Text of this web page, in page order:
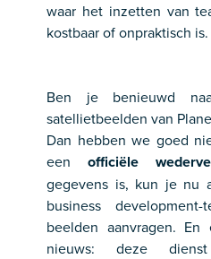
waar het inzetten van
kostbaar of onpraktisch is.
Ben je benieuwd
satellietbeelden van
Dan hebben we goed
een officiële
gegevens is, kun je nu
business
beelden aanvragen.
nieuws: deze